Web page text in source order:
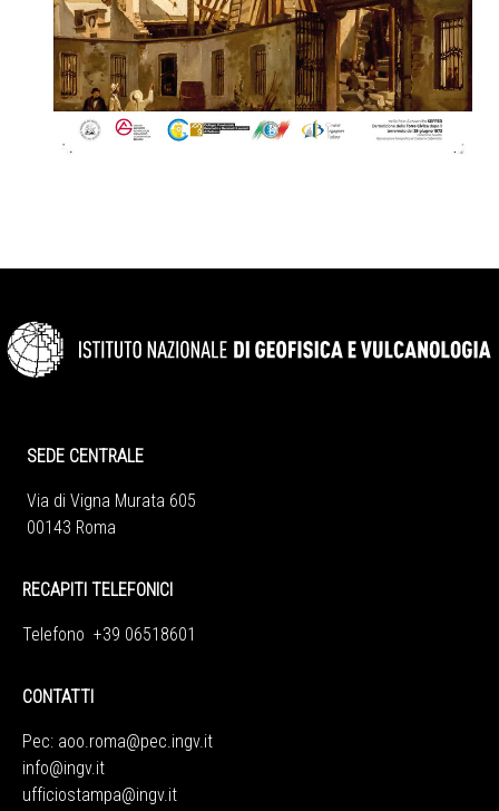
SEDE CENTRALE
Via di Vigna Murata 605
00143 Roma
RECAPITI TELEFONICI
Telefono +39 06518601
CONTATTI
Pec: aoo.roma@pec.ingv.it
info@ingv.it
ufficiostampa@ingv.it